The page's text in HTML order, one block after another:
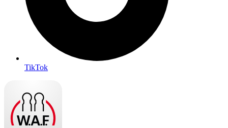
TikTok